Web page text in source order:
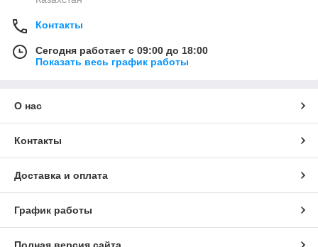
Контакты
Сегодня работает с 09:00 до 18:00
Показать весь график работы
О нас
Контакты
Доставка и оплата
График работы